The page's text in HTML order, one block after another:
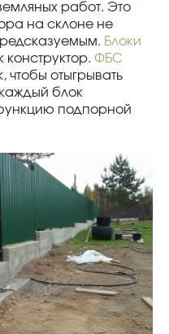
работ. Это
на склоне не
Блоки
ФБС
чтобы отыгрывать
блок
подпорной